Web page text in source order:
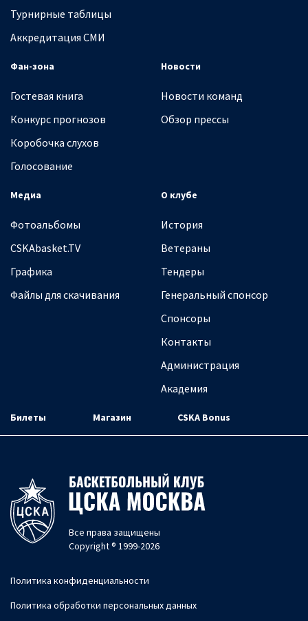
Турнирные таблицы
Аккредитация СМИ
Фан-зона
Гостевая книга
Конкурс прогнозов
Коробочка слухов
Голосование
Новости
Новости команд
Обзор прессы
Медиа
Фотоальбомы
CSKAbasket.TV
Графика
Файлы для скачивания
О клубе
История
Ветераны
Тендеры
Генеральный спонсор
Спонсоры
Контакты
Администрация
Академия
Билеты Магазин CSKA Bonus
Все права защищены
Copyright ® 1999-2026
Политика конфиденциальности
Политика обработки персональных данных